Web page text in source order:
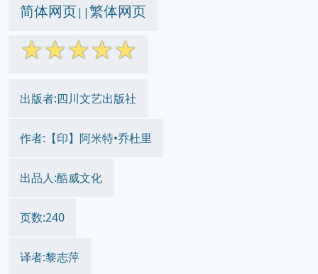
简体网页||繁体网页
☆☆☆☆☆
出版者:四川文艺出版社
作者:【印】阿米特•乔杜里
出品人:酷威文化
页数:240
译者:黎志萍